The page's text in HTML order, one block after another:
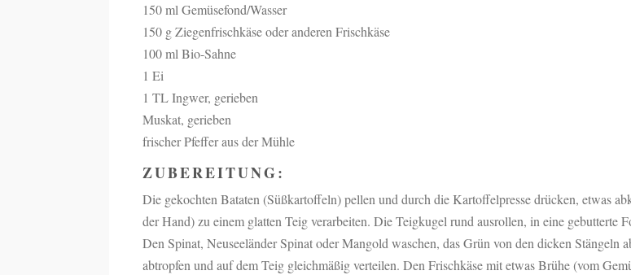
150 ml Gemüsefond/Wasser
150 g Ziegenfrischkäse oder anderen Frischkäse
100 ml Bio-Sahne
1 Ei
1 TL Ingwer, gerieben
Muskat, gerieben
frischer Pfeffer aus der Mühle
ZUBEREITUNG:
Die gekochten Bataten (Süßkartoffeln) pellen und durch die Kartoffelpresse drücken, etwas
der Hand) zu einem glatten Teig verarbeiten. Die Teigkugel rund ausrollen, in eine gebutterte
Den Spinat, Neuseeländer Spinat oder Mangold waschen, das Grün von den dicken Stängeln
abtropfen und auf dem Teig gleichmäßig verteilen. Den Frischkäse mit etwas Brühe (vom